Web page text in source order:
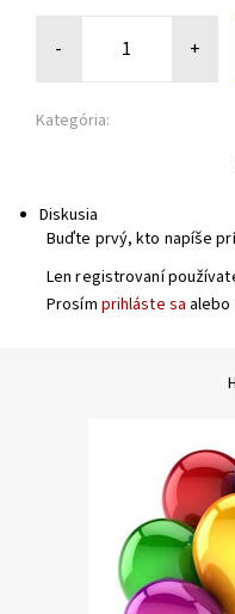
- +
Kategória:
Diskusia
Buďte prvý, kto napíše
Len registrovaní
Prosím prihláste sa alebo